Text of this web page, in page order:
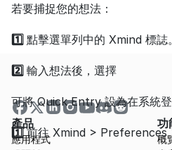
若要捕捉您的想法：
1️⃣ 點擊選單列中的 Xmind 標誌。
2️⃣ 輸入想法後，選擇
可將 Quick Entry 設為在系統登
1️⃣ 前往 Xmind > Preferences
產品
應用程式
功
概